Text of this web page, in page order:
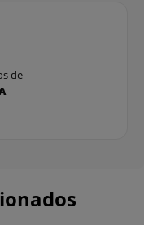
de